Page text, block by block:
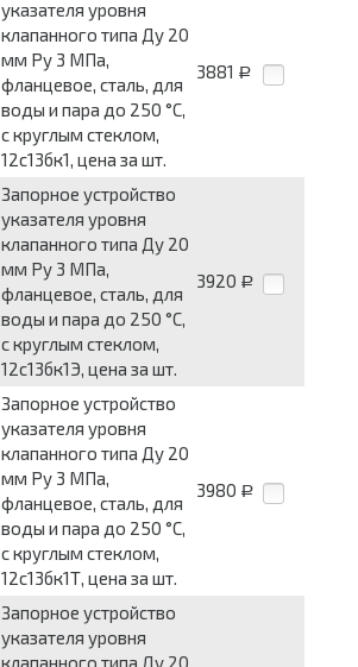
указателя уровня
клапанного типа Ду 20
мм Pу 3 МПа,
фланцевое, сталь, для
воды и пара до 250 °С,
с круглым стеклом,
12с13бк1, цена за шт.
3881 Р
Запорное устройство
указателя уровня
клапанного типа Ду 20
мм Pу 3 МПа,
фланцевое, сталь, для
воды и пара до 250 °С,
с круглым стеклом,
12с13бк1Э, цена за шт.
3920 Р
Запорное устройство
указателя уровня
клапанного типа Ду 20
мм Pу 3 МПа,
фланцевое, сталь, для
воды и пара до 250 °С,
с круглым стеклом,
12с13бк1Т, цена за шт.
3980 Р
Запорное устройство
указателя уровня
клапанного типа Ду 20